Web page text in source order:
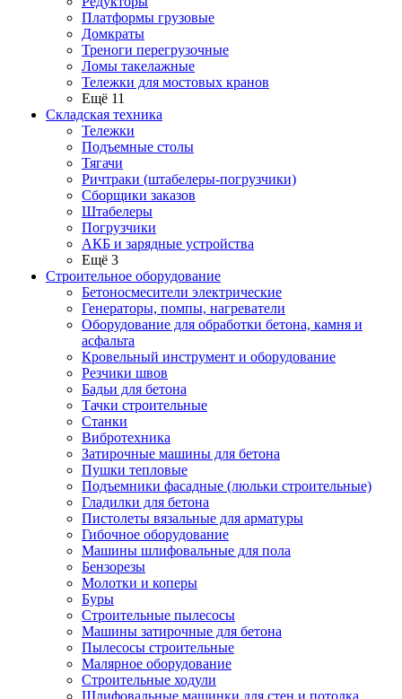
Платформы грузовые
Домкраты
Треноги перегрузочные
Ломы такелажные
Тележки для мостовых кранов
Ещё 11
Складская техника
Тележки
Подъемные столы
Тягачи
Ричтраки (штабелеры-погрузчики)
Сборщики заказов
Штабелеры
Погрузчики
АКБ и зарядные устройства
Ещё 3
Строительное оборудование
Бетоносмесители электрические
Генераторы, помпы, нагреватели
Оборудование для обработки бетона, камня и
асфальта
Кровельный инструмент и оборудование
Резчики швов
Бадьи для бетона
Тачки строительные
Станки
Вибротехника
Затирочные машины для бетона
Пушки тепловые
Подъемники фасадные (люльки строительные)
Гладилки для бетона
Пистолеты вязальные для арматуры
Гибочное оборудование
Машины шлифовальные для пола
Бензорезы
Молотки и коперы
Буры
Строительные пылесосы
Машины затирочные для бетона
Пылесосы строительные
Малярное оборудование
Строительные ходули
Шлифовальные машинки для стен и потолка